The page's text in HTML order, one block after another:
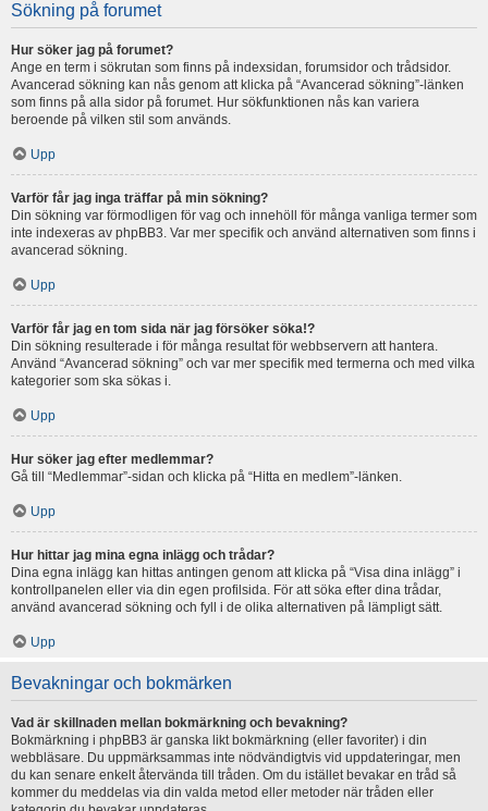
Sökning på forumet
Hur söker jag på forumet?
Ange en term i sökrutan som finns på indexsidan, forumsidor och trådsidor.
Avancerad sökning kan nås genom att klicka på “Avancerad sökning”-länken
som finns på alla sidor på forumet. Hur sökfunktionen nås kan variera
beroende på vilken stil som används.
Upp
Varför får jag inga träffar på min sökning?
Din sökning var förmodligen för vag och innehöll för många vanliga termer som
inte indexeras av phpBB3. Var mer specifik och använd alternativen som finns i
avancerad sökning.
Upp
Varför får jag en tom sida när jag försöker söka!?
Din sökning resulterade i för många resultat för webbservern att hantera.
Använd “Avancerad sökning” och var mer specifik med termerna och med vilka
kategorier som ska sökas i.
Upp
Hur söker jag efter medlemmar?
Gå till “Medlemmar”-sidan och klicka på “Hitta en medlem”-länken.
Upp
Hur hittar jag mina egna inlägg och trådar?
Dina egna inlägg kan hittas antingen genom att klicka på “Visa dina inlägg” i
kontrollpanelen eller via din egen profilsida. För att söka efter dina trådar,
använd avancerad sökning och fyll i de olika alternativen på lämpligt sätt.
Upp
Bevakningar och bokmärken
Vad är skillnaden mellan bokmärkning och bevakning?
Bokmärkning i phpBB3 är ganska likt bokmärkning (eller favoriter) i din
webbläsare. Du uppmärksammas inte nödvändigtvis vid uppdateringar, men
du kan senare enkelt återvända till tråden. Om du istället bevakar en tråd så
kommer du meddelas via din valda metod eller metoder när tråden eller